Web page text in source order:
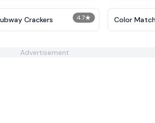
4.7★
Crackers Color
Advertisement